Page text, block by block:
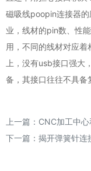
磁吸线poopin连接器
业，线材的pin数、性
用，不同的线材对应
上，没有usb接口强大
备，其接口往往不具备
上一篇： CNC加工中
下一篇： 揭开弹簧针连